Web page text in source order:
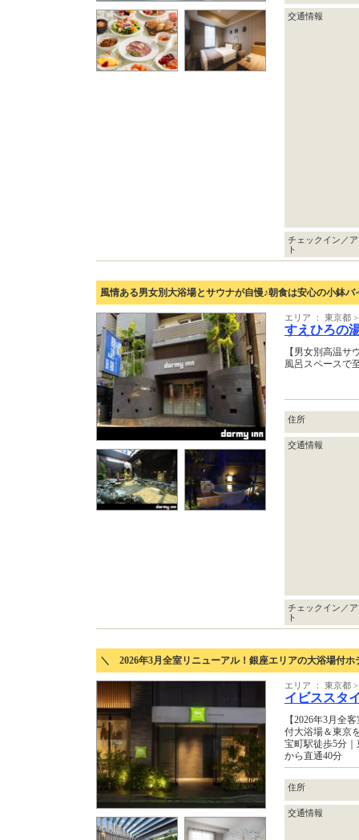
交通情報
チェックイン／
ト
風情ある男女別大浴場とサウナが自慢♪朝食は安心の小鉢バ
エリア ： 東京都
すえひろの
【男女別高温
風呂スペースで
住所
交通情報
チェックイン／
ト
＼ 2026年3月全室リニューアル！銀座エリアの大浴場付
エリア ： 東京都
イビススタ
【2026年3月全
付大浴場＆東京
宝町駅徒歩5分
から直通40分
住所
交通情報